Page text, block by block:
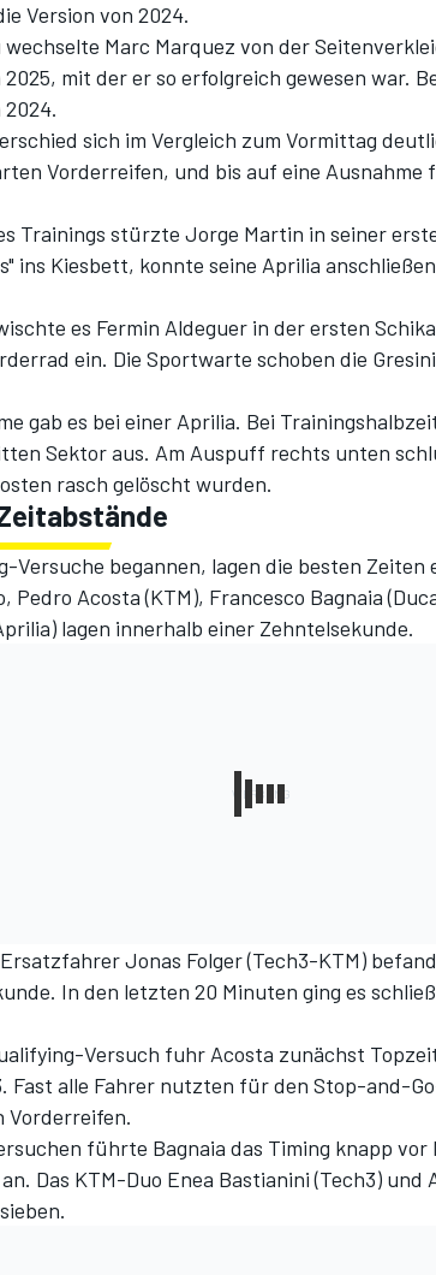
Version von 2024.
wechselte Marc Marquez von der
mit der er so erfolgreich gewesen war.
sich im Vergleich zum Vormittag
Vorderreifen, und bis auf eine Ausnahme
Trainings stürzte Jorge Martin in seiner
ins Kiesbett, konnte seine Aprilia
es Fermin Aldeguer in der ersten
ein. Die Sportwarte schoben die
gab es bei einer Aprilia. Bei
Sektor aus. Am Auspuff rechts unten
rasch gelöscht wurden.
Versuche begannen, lagen die besten Zeiten
Pedro Acosta (KTM), Francesco Bagnaia
lagen innerhalb einer Zehntelsekunde.
Jonas Folger (Tech3-KTM)
In den letzten 20 Minuten ging es
Versuch fuhr Acosta zunächst
Fast alle Fahrer nutzten für den Stop-and-
Vorderreifen.
führte Bagnaia das Timing knapp vor
Das KTM-Duo Enea Bastianini (Tech3) und